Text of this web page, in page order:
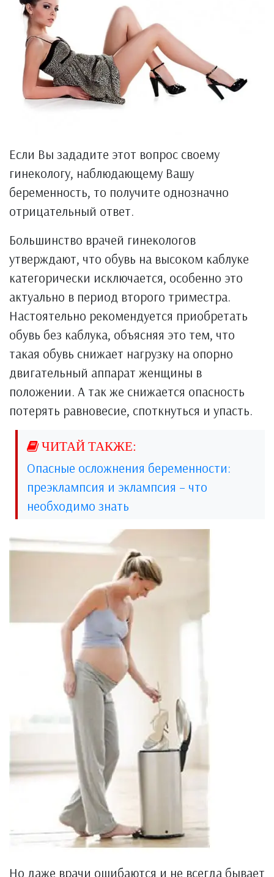
Если Вы зададите этот вопрос своему
гинекологу, наблюдающему Вашу
беременность, то получите однозначно
отрицательный ответ.
Большинство врачей гинекологов
утверждают, что обувь на высоком каблуке
категорически исключается, особенно это
актуально в период второго триместра.
Настоятельно рекомендуется приобретать
обувь без каблука, объясняя это тем, что
такая обувь снижает нагрузку на опорно
двигательный аппарат женщины в
положении. А так же снижается опасность
потерять равновесие, споткнуться и упасть.
Опасные осложнения беременности:
преэклампсия и эклампсия – что
необходимо знать
Но даже врачи ошибаются и не всегда бывает